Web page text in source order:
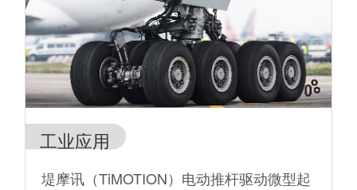
工业应用
堤摩讯（TiMOTION）电动推杆驱动微型起